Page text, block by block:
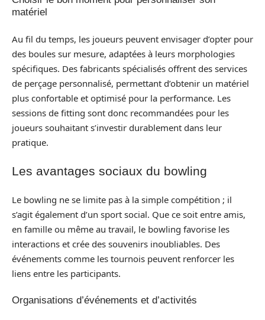
matériel
Au fil du temps, les joueurs peuvent envisager d’opter pour
des boules sur mesure, adaptées à leurs morphologies
spécifiques. Des fabricants spécialisés offrent des services
de perçage personnalisé, permettant d’obtenir un matériel
plus confortable et optimisé pour la performance. Les
sessions de fitting sont donc recommandées pour les
joueurs souhaitant s’investir durablement dans leur
pratique.
Les avantages sociaux du bowling
Le bowling ne se limite pas à la simple compétition ; il
s’agit également d’un sport social. Que ce soit entre amis,
en famille ou même au travail, le bowling favorise les
interactions et crée des souvenirs inoubliables. Des
événements comme les tournois peuvent renforcer les
liens entre les participants.
Organisations d’événements et d’activités